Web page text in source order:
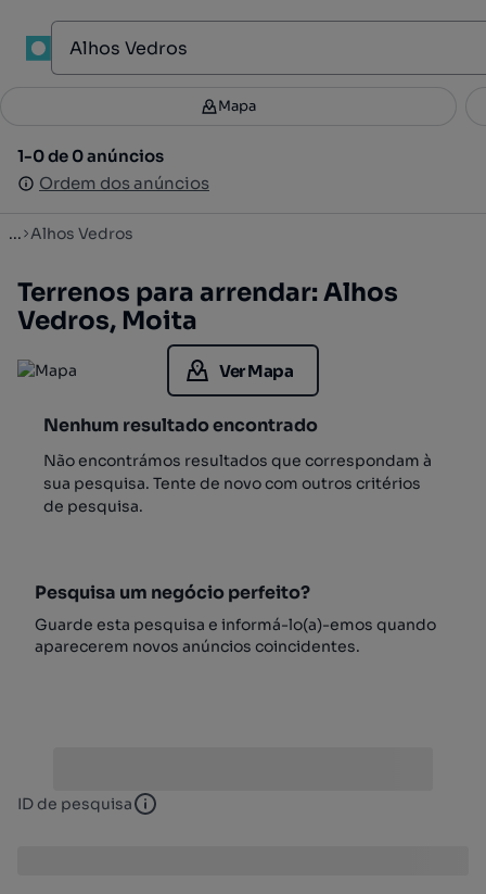
Filtros 3
1-0 de 0 anúncios
Ordem dos anúncios
Mapa
1-0 de 0 anúncios
Ordem dos anúncios
... Alhos Vedros
Terrenos para arrendar: Alhos
Vedros, Moita
Ver Mapa
Nenhum resultado encontrado
Não encontrámos resultados que correspondam à
sua pesquisa. Tente de novo com outros critérios
de pesquisa.
Pesquisa um negócio perfeito?
Guarde esta pesquisa e informá-lo(a)-emos quando
aparecerem novos anúncios coincidentes.
ID de pesquisa ID de pesquisa